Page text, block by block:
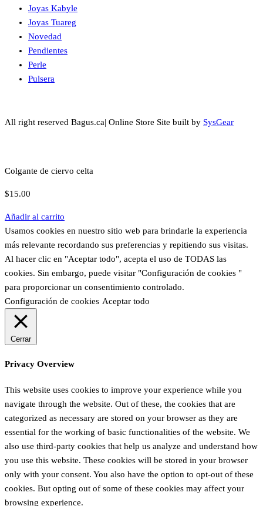
Joyas Kabyle
Joyas Tuareg
Novedad
Pendientes
Perle
Pulsera
All right reserved Bagus.ca| Online Store Site built by SysGear
Colgante de ciervo celta
$15.00
Añadir al carrito
Usamos cookies en nuestro sitio web para brindarle la experiencia
más relevante recordando sus preferencias y repitiendo sus visitas.
Al hacer clic en "Aceptar todo", acepta el uso de TODAS las
cookies. Sin embargo, puede visitar "Configuración de cookies "
para proporcionar un consentimiento controlado.
Configuración de cookies Aceptar todo
Cerrar
Privacy Overview
This website uses cookies to improve your experience while you
navigate through the website. Out of these, the cookies that are
categorized as necessary are stored on your browser as they are
essential for the working of basic functionalities of the website. We
also use third-party cookies that help us analyze and understand how
you use this website. These cookies will be stored in your browser
only with your consent. You also have the option to opt-out of these
cookies. But opting out of some of these cookies may affect your
browsing experience.